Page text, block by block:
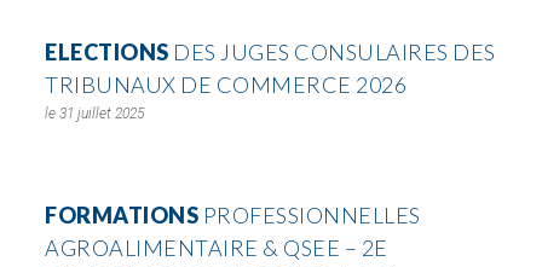
ELECTIONS DES JUGES CONSULAIRES DES
TRIBUNAUX DE COMMERCE 2026
31 juillet 2025
FORMATIONS PROFESSIONNELLES
AGROALIMENTAIRE & QSEE – 2E